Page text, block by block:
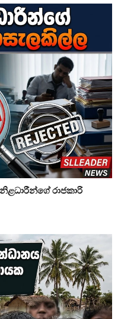
රාජකාරි